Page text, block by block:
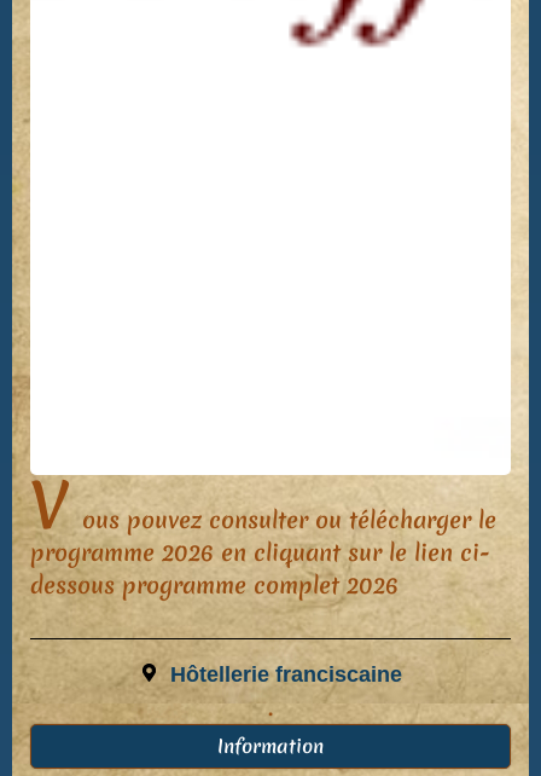
V ous pouvez consulter ou télécharger le
programme 2026 en cliquant sur le lien ci-
dessous programme complet 2026
Hôtellerie franciscaine
.
Information